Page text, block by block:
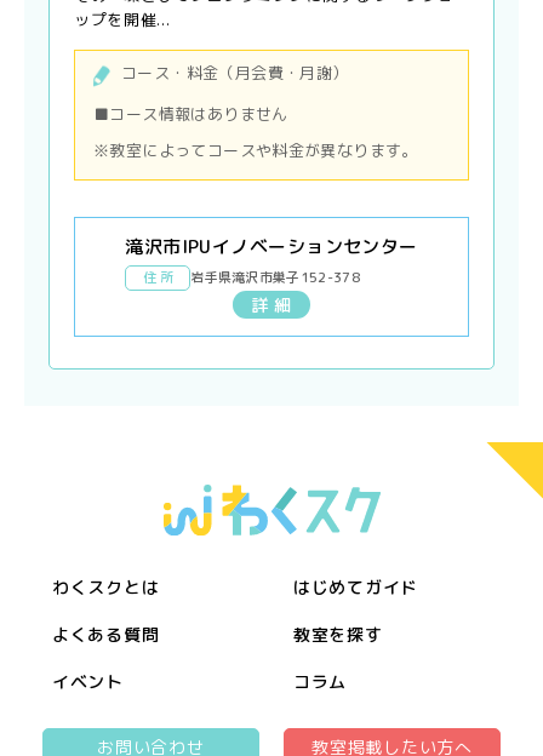
ップを開催...
コース・料金（月会費・月謝）
■コース情報はありません
※教室によってコースや料金が異なります。
滝沢市IPUイノベーションセンター
住 所 岩手県滝沢市巣子152-378
詳 細
わくスクとは はじめてガイド
よくある質問 教室を探す
イベント コラム
お問い合わせ 教室掲載したい方へ